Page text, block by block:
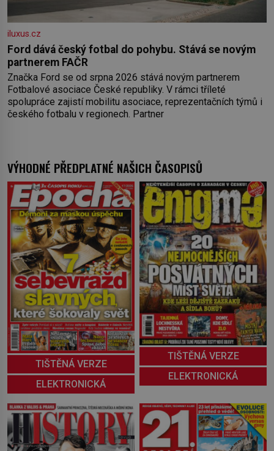
iluxus.cz
Ford dává český fotbal do pohybu. Stává se novým
partnerem FAČR
Značka Ford se od srpna 2026 stává novým partnerem
Fotbalové asociace České republiky. V rámci tříleté
spolupráce zajistí mobilitu asociace, reprezentačních týmů i
českého fotbalu v regionech. Partner
VÝHODNÉ PŘEDPLATNÉ NAŠICH ČASOPISŮ
TIŠTĚNÁ VERZE
ELEKTRONICKÁ
TIŠTĚNÁ VERZE
ELEKTRONICKÁ